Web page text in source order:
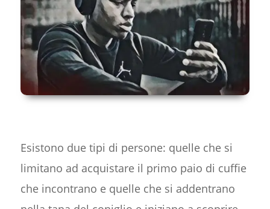
Esistono due tipi di persone: quelle che si
limitano ad acquistare il primo paio di cuffie
che incontrano e quelle che si addentrano